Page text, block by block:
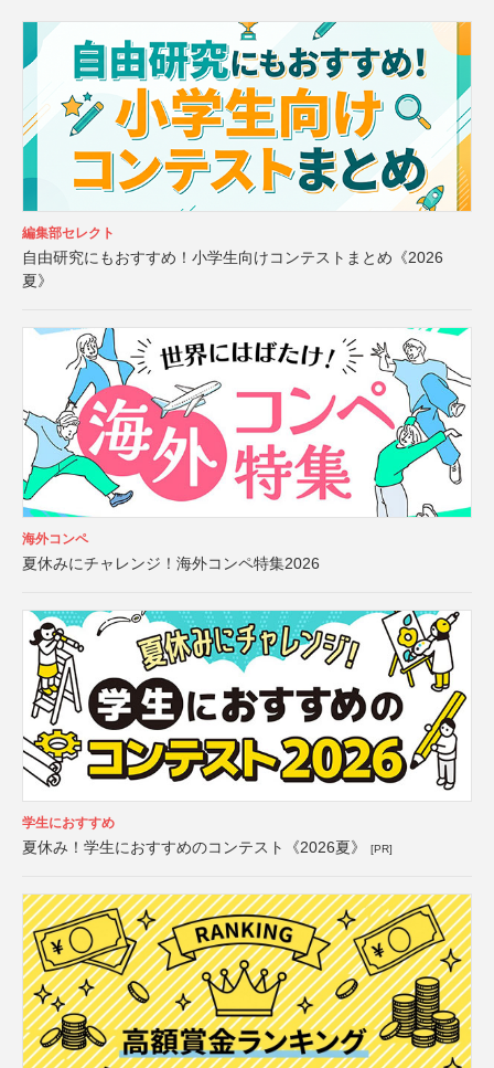
編集部セレクト
自由研究にもおすすめ！小学生向けコンテストまとめ《2026
夏》
海外コンペ
夏休みにチャレンジ！海外コンペ特集2026
学生におすすめ
夏休み！学生におすすめのコンテスト《2026夏》 [PR]